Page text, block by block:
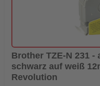
Brother TZE-N 231
schwarz auf weiß
Revolution